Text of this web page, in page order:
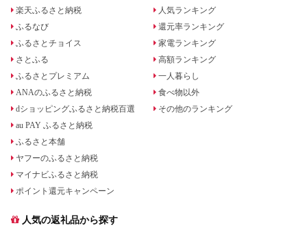
楽天ふるさと納税
ふるなび
ふるさとチョイス
さとふる
ふるさとプレミアム
ANAのふるさと納税
dショッピングふるさと納税百選
au PAY ふるさと納税
ふるさと本舗
ヤフーのふるさと納税
マイナビふるさと納税
ポイント還元キャンペーン
人気ランキング
還元率ランキング
家電ランキング
高額ランキング
一人暮らし
食べ物以外
その他のランキング
人気の返礼品から探す